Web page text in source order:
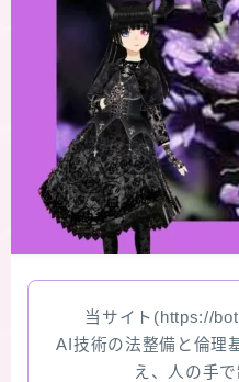
公式ウェブサイト『
Cジャスミン瑠璃地楽の
プロフィール
アロマハーブアンケート
おすすめ商品＆レビュー
当サイト(https://
AI技術の法整備と倫理
え、人の手